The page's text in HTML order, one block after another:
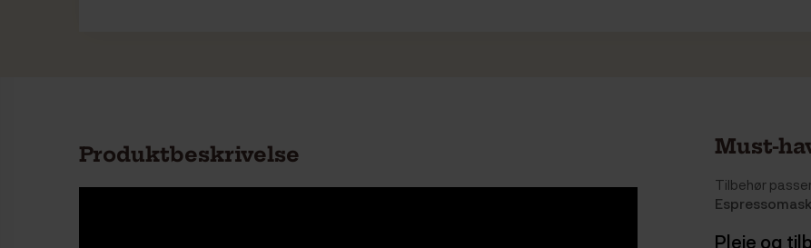
Produktbeskrivelse Must-
Tilbehør
Pleje og